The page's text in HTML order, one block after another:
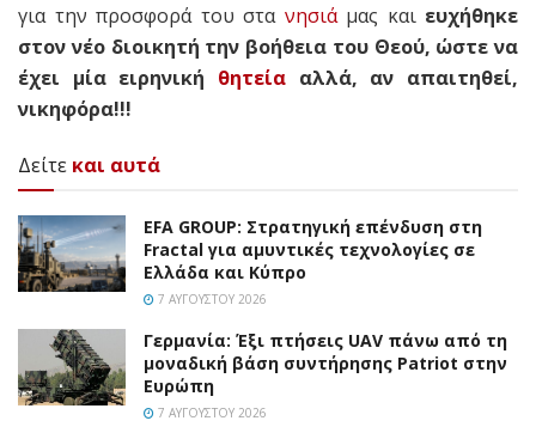
για την προσφορά του στα νησιάμας και ευχήθηκε
στον νέο διοικητή την βοήθεια του Θεού, ώστε να
έχει μία ειρηνική θητεία αλλά, αν απαιτηθεί,
νικηφόρα!!!
Δείτε και αυτά
EFA GROUP: Στρατηγική επένδυση στη
Fractal για αμυντικές τεχνολογίες σε
Ελλάδα και Κύπρο
7 ΑΥΓΟΎΣΤΟΥ 2026
Γερμανία: Έξι πτήσεις UAV πάνω από τη
μοναδική βάση συντήρησης Patriot στην
Ευρώπη
7 ΑΥΓΟΎΣΤΟΥ 2026